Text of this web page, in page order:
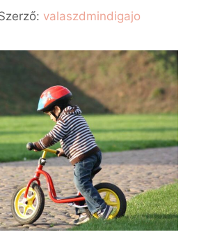
valaszdmindigajo